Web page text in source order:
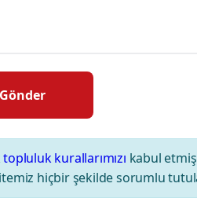
topluluk kurallarımızı kabul
hiçbir şekilde sorumlu